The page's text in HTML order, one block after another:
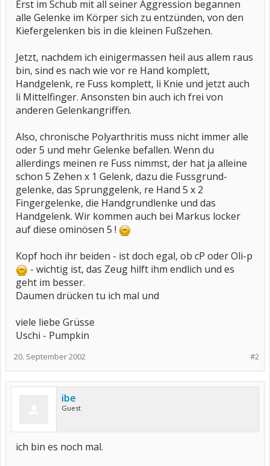
Erst im Schub mit all seiner Aggression begannen
alle Gelenke im Körper sich zu entzünden, von den
Kiefergelenken bis in die kleinen Fußzehen.
Jetzt, nachdem ich einigermassen heil aus allem raus
bin, sind es nach wie vor re Hand komplett,
Handgelenk, re Fuss komplett, li Knie und jetzt auch
li Mittelfinger. Ansonsten bin auch ich frei von
anderen Gelenkangriffen.
Also, chronische Polyarthritis muss nicht immer alle
oder 5 und mehr Gelenke befallen. Wenn du
allerdings meinen re Fuss nimmst, der hat ja alleine
schon 5 Zehen x 1 Gelenk, dazu die Fussgrund-
gelenke, das Sprunggelenk, re Hand 5 x 2
Fingergelenke, die Handgrundlenke und das
Handgelenk. Wir kommen auch bei Markus locker
auf diese ominösen 5 !
Kopf hoch ihr beiden - ist doch egal, ob cP oder Oli-p
- wichtig ist, das Zeug hilft ihm endlich und es
geht im besser.
Daumen drücken tu ich mal und
viele liebe Grüsse
Uschi - Pumpkin
#2
20. September 2002
ibe
Guest
ich bin es noch mal.